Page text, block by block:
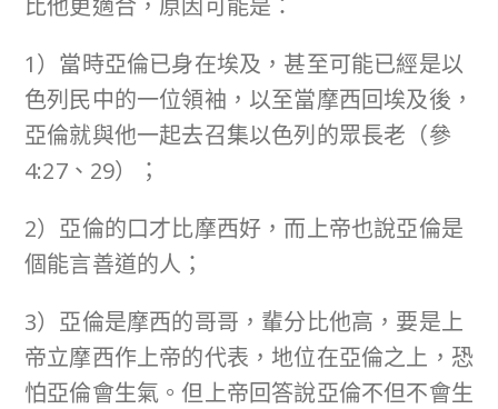
1）當時亞倫已身在埃及，甚至可能已經是以
色列民中的一位領袖，以至當摩西回埃及後，
亞倫就與他一起去召集以色列的眾長老（參
4:27、29）；
2）亞倫的口才比摩西好，而上帝也說亞倫是
個能言善道的人；
3）亞倫是摩西的哥哥，輩分比他高，要是上
帝立摩西作上帝的代表，地位在亞倫之上，恐
怕亞倫會生氣。但上帝回答說亞倫不但不會生